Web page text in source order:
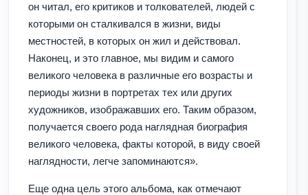
он читал, его критиков и толкователей, людей с
которыми он сталкивался в жизни, виды
местностей, в которых он жил и действовал.
Наконец, и это главное, мы видим и самого
великого человека в различные его возрасты и
периоды жизни в портретах тех или других
художников, изображавших его. Таким образом,
получается своего рода наглядная биография
великого человека, факты которой, в виду своей
наглядности, легче запоминаются».
Еще одна цель этого альбома, как отмечают